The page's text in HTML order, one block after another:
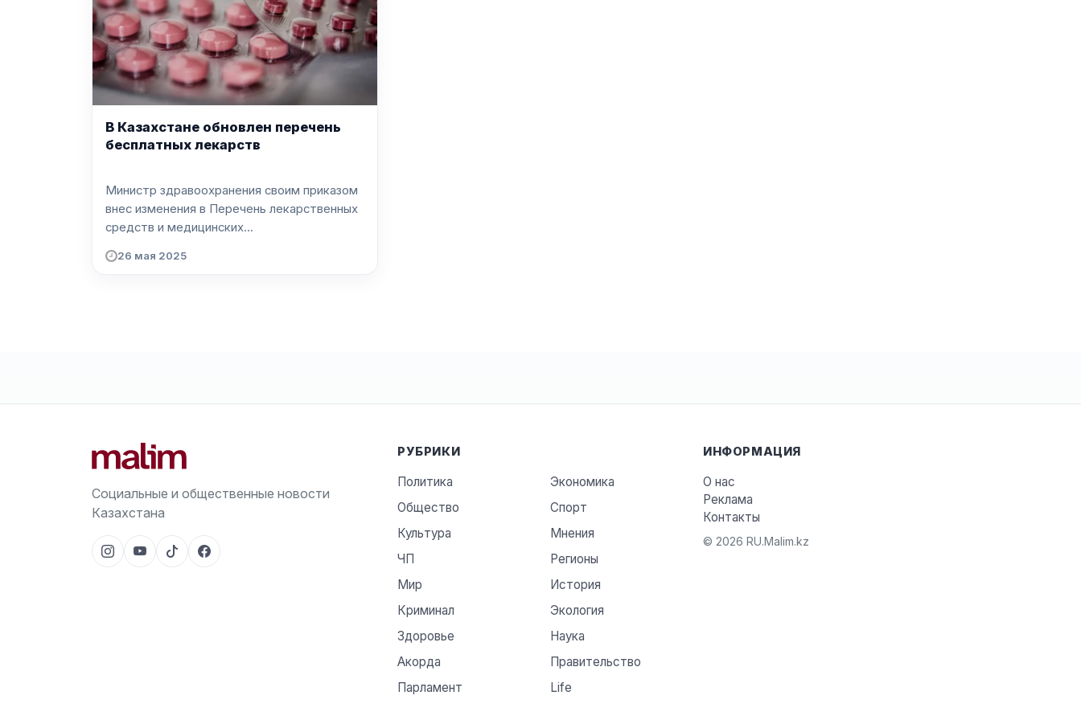
В Казахстане обновлен перечень
бесплатных лекарств
Министр здравоохранения своим приказом
внес изменения в Перечень лекарственных
средств и медицинских...
26 мая 2025
Социальные и общественные новости
Казахстана
РУБРИКИ
Политика
Экономика
Общество
Спорт
Культура
Мнения
ЧП
Регионы
Мир
История
Криминал
Экология
Здоровье
Наука
Акорда
Правительство
Парламент
Life
ИНФОРМАЦИЯ
О нас
Реклама
Контакты
© 2026 RU.Malim.kz